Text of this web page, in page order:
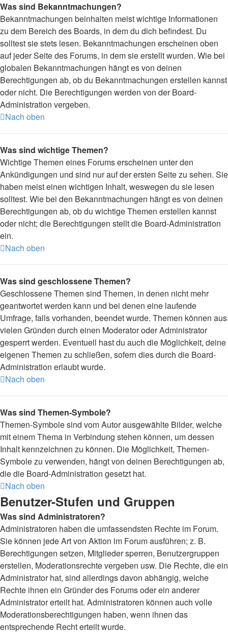
Was sind Bekanntmachungen?
Bekanntmachungen beinhalten meist wichtige Informationen
zu dem Bereich des Boards, in dem du dich befindest. Du
solltest sie stets lesen. Bekanntmachungen erscheinen oben
auf jeder Seite des Forums, in dem sie erstellt wurden. Wie bei
globalen Bekanntmachungen hängt es von deinen
Berechtigungen ab, ob du Bekanntmachungen erstellen kannst
oder nicht. Die Berechtigungen werden von der Board-
Administration vergeben.
Nach oben
Was sind wichtige Themen?
Wichtige Themen eines Forums erscheinen unter den
Ankündigungen und sind nur auf der ersten Seite zu sehen. Sie
haben meist einen wichtigen Inhalt, weswegen du sie lesen
solltest. Wie bei den Bekanntmachungen hängt es von deinen
Berechtigungen ab, ob du wichtige Themen erstellen kannst
oder nicht; die Berechtigungen stellt die Board-Administration
ein.
Nach oben
Was sind geschlossene Themen?
Geschlossene Themen sind Themen, in denen nicht mehr
geantwortet werden kann und bei denen eine laufende
Umfrage, falls vorhanden, beendet wurde. Themen können aus
vielen Gründen durch einen Moderator oder Administrator
gesperrt werden. Eventuell hast du auch die Möglichkeit, deine
eigenen Themen zu schließen, sofern dies durch die Board-
Administration erlaubt wurde.
Nach oben
Was sind Themen-Symbole?
Themen-Symbole sind vom Autor ausgewählte Bilder, welche
mit einem Thema in Verbindung stehen können, um dessen
Inhalt kennzeichnen zu können. Die Möglichkeit, Themen-
Symbole zu verwenden, hängt von deinen Berechtigungen ab,
die die Board-Administration gesetzt hat.
Nach oben
Benutzer-Stufen und Gruppen
Was sind Administratoren?
Administratoren haben die umfassendsten Rechte im Forum.
Sie können jede Art von Aktion im Forum ausführen; z. B.
Berechtigungen setzen, Mitglieder sperren, Benutzergruppen
erstellen, Moderationsrechte vergeben usw. Die Rechte, die ein
Administrator hat, sind allerdings davon abhängig, welche
Rechte ihnen ein Gründer des Forums oder ein anderer
Administrator erteilt hat. Administratoren können auch volle
Moderationsberechtigungen haben, wenn ihnen das
entsprechende Recht erteilt wurde.